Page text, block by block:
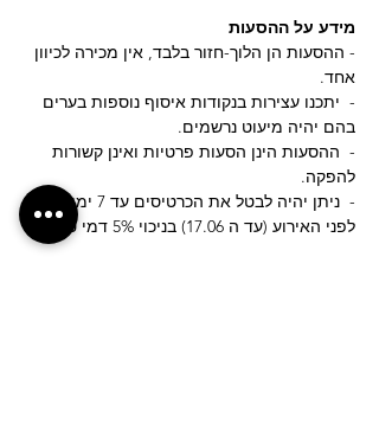
מידע על ההסעות
- ההסעות הן הלוך-חזור בלבד, אין מכירה לכיוון
אחד.
-  יתכנו עצירות בנקודות איסוף נוספות בערים
בהם יהיה מיעוט נרשמים.
-  ההסעות הינן הסעות פרטיות ואינן קשורות
להפקה.
-  ניתן יהיה לבטל את הכרטיסים עד 7 ימים
לפני האירוע (עד ה 17.06) בניכוי 5% דמי טיפול.